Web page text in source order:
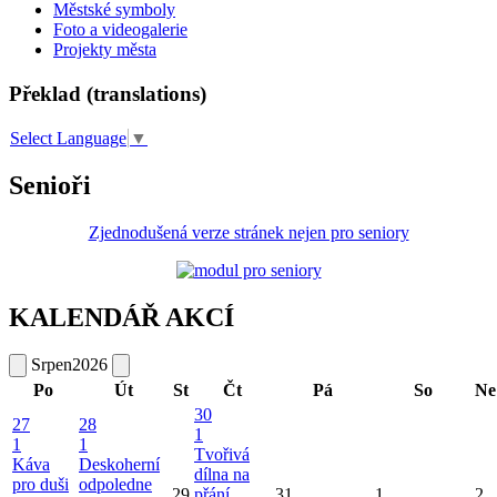
Městské symboly
Foto a videogalerie
Projekty města
Překlad (translations)
Select Language ▼
Senioři
Zjednodušená verze stránek nejen pro seniory
KALENDÁŘ AKCÍ
Srpen2026
Po
Út St Čt Pá So
Ne
27
1
Káva
pro duši
28
1
Deskoherní
odpoledne
30
1
Tvořivá
dílna na